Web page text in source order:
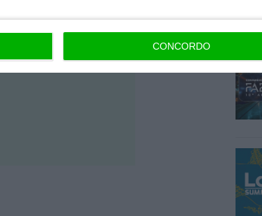
CONCORDO
os seus
independente,